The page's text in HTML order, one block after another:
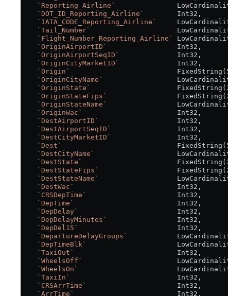
    `Reporting_Airline`
    `DOT_ID_Reporting_Airline`
        Int32,
    `IATA_CODE_Reporting_Airline`
    `Tail_Number`
    `Flight_Number_Reporting_Airline`
    `OriginAirportID`
                 Int32,
    `OriginAirportSeqID`
              Int32,
    `OriginCityMarketID`
              Int32,
    `Origin`
                          FixedString(
    `OriginCityName`
    `OriginState`
                     FixedString(
    `OriginStateFips`
                 FixedString(
    `OriginStateName`
    `OriginWac`
                       Int32,
    `DestAirportID`
                   Int32,
    `DestAirportSeqID`
                Int32,
    `DestCityMarketID`
                Int32,
    `Dest`
                            FixedString(
    `DestCityName`
    `DestState`
                       FixedString(
    `DestStateFips`
                   FixedString(
    `DestStateName`
    `DestWac`
                         Int32,
    `CRSDepTime`
                      Int32,
    `DepTime`
                         Int32,
    `DepDelay`
                        Int32,
    `DepDelayMinutes`
                 Int32,
    `DepDel15`
                        Int32,
    `DepartureDelayGroups`
    `DepTimeBlk`
    `TaxiOut`
                         Int32,
    `WheelsOff`
    `WheelsOn`
    `TaxiIn`
                          Int32,
    `CRSArrTime`
                      Int32,
    `ArrTime`
                         Int32,